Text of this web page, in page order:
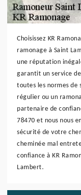
Choisissez KR
ramonage à Saint
une réputation
garantit un service
toutes les normes de
régulier ou un
partenaire de
78470 et nous nous
sécurité de votre
cheminée mal
confiance à KR
Lambert.